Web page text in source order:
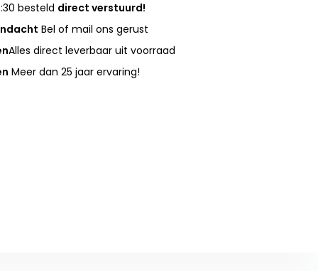
besteld direct verstuurd!
Bel of mail ons gerust
Alles direct leverbaar uit voorraad
Meer dan 25 jaar ervaring!